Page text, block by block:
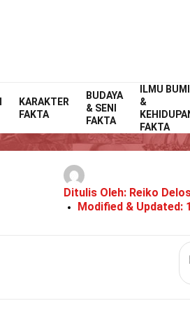
KARAKTER
FAKTA
BUDAYA
& SENI
FAKTA
ILMU BUMI
&
FAKTA
Home
27 Fakta
Ditulis Oleh: Reiko
Modified & Updated: